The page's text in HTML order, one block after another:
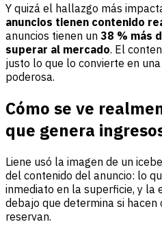
Y quizá el hallazgo más
anuncios tienen contenido
anuncios tienen un 38 % más
superar al mercado. El
justo lo que lo convierte en
poderosa.
Cómo se ve
que genera
Liene usó la imagen de un
del contenido del anuncio: lo
inmediato en la superficie, y
debajo que determina si
reservan.